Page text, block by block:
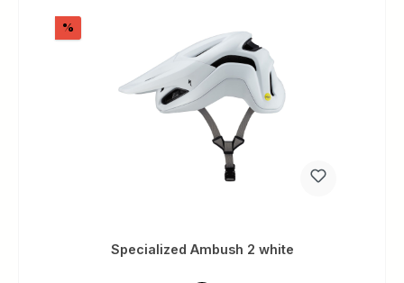
%
Specialized Ambush 2 white